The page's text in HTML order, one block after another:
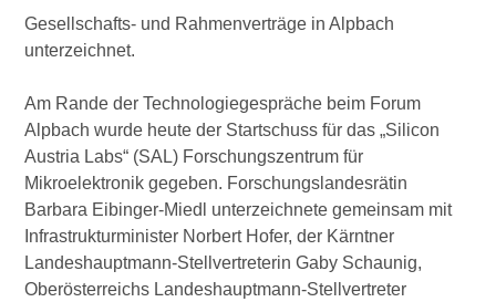
Gesellschafts- und Rahmenverträge in Alpbach
unterzeichnet.
Am Rande der Technologiegespräche beim Forum
Alpbach wurde heute der Startschuss für das „Silicon
Austria Labs“ (SAL) Forschungszentrum für
Mikroelektronik gegeben. Forschungslandesrätin
Barbara Eibinger-Miedl unterzeichnete gemeinsam mit
Infrastrukturminister Norbert Hofer, der Kärntner
Landeshauptmann-Stellvertreterin Gaby Schaunig,
Oberösterreichs Landeshauptmann-Stellvertreter